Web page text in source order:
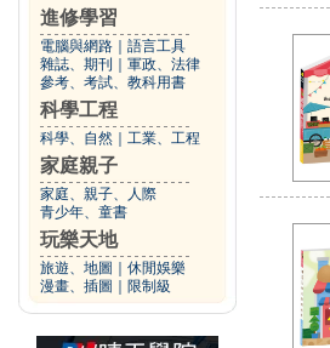
進修學習
電腦與網路
語言工具
雜誌、期刊
軍政、法律
參考、考試、教科用書
科學工程
科學、自然 工業、工程
家庭親子
家庭、親子、人際
青少年、童書
玩樂天地
旅遊、地圖
休閒娛樂
漫畫、插圖
限制級